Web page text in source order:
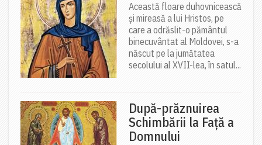
Această floare duhovnicească
și mireasă a lui Hristos, pe
care a odrăslit-o pământul
binecuvântat al Moldovei, s-a
născut pe la jumătatea
secolului al XVII-lea, în satul...
După-prăznuirea
Schimbării la Față a
Domnului